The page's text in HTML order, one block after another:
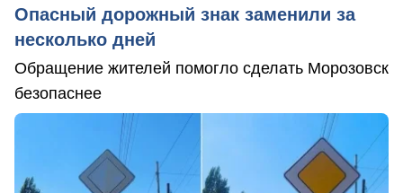
Опасный дорожный знак заменили за
несколько дней
Обращение жителей помогло сделать Морозовск
безопаснее